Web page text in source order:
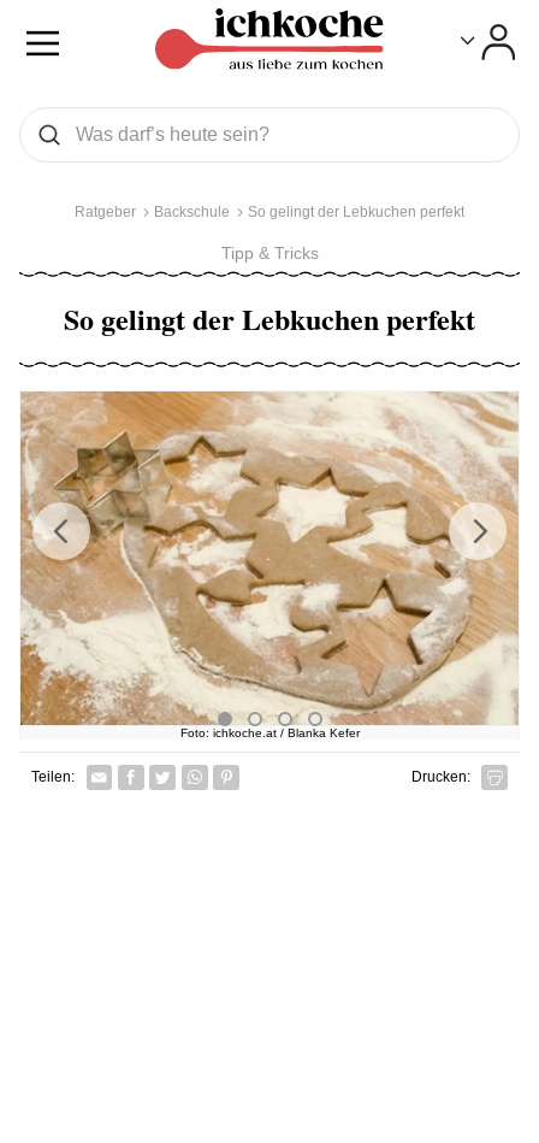
Was wollen Sie suchen
Suchen
Ratgeber Backschule So gelingt der Lebkuchen perfekt
Tipp & Tricks
So gelingt der Lebkuchen perfekt
Foto: ichkoche.at / Blanka Kefer
Next
Previous
Teilen: Facebook
TwitterWhatsapp senden
Pin it Drucken: